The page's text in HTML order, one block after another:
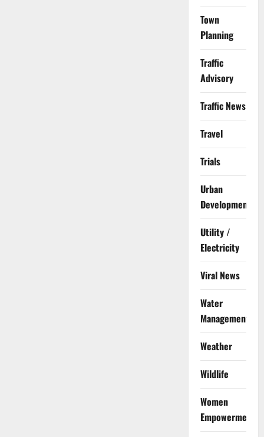
Town
Planning
Traffic
Advisory
Traffic News
Travel
Trials
Urban
Development
Utility /
Electricity
Viral News
Water
Management
Weather
Wildlife
Women
Empowerment